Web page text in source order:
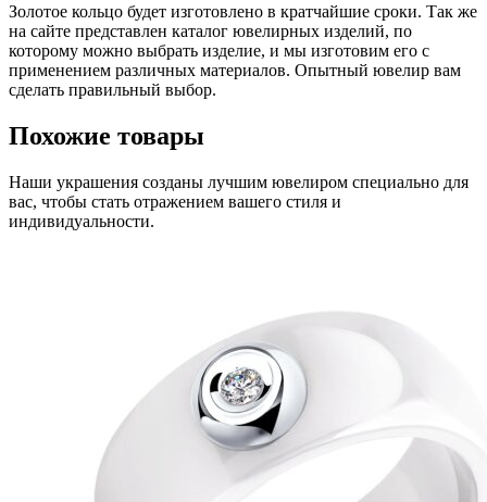
Золотое кольцо будет изготовлено в кратчайшие сроки. Так же
на сайте представлен каталог ювелирных изделий, по
которому можно выбрать изделие, и мы изготовим его с
применением различных материалов. Опытный ювелир вам
сделать правильный выбор.
Похожие товары
Наши украшения созданы лучшим ювелиром специально для
вас, чтобы стать отражением вашего стиля и
индивидуальности.